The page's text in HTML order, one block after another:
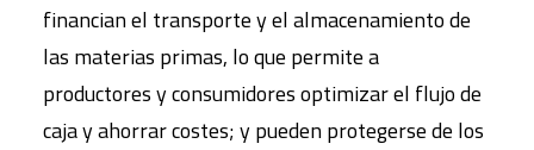
financian el transporte y el almacenamiento de
las materias primas, lo que permite a
productores y consumidores optimizar el flujo de
caja y ahorrar costes; y pueden protegerse de los